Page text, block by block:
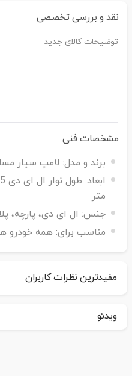
نقد و بررسی تخصصی
توضیحات کالای جدید
مشخصات فنی
برند و مدل: لامپ سیار
ابعاد:
متر
جنس: ال ای دی، پارچه،
مناسب برای: همه خودرو
مفیدترین نظرات کاربران
ویدئو